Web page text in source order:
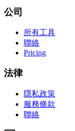
公司
所有工具
聯絡
Pricing
法律
隱私政策
服務條款
聯絡